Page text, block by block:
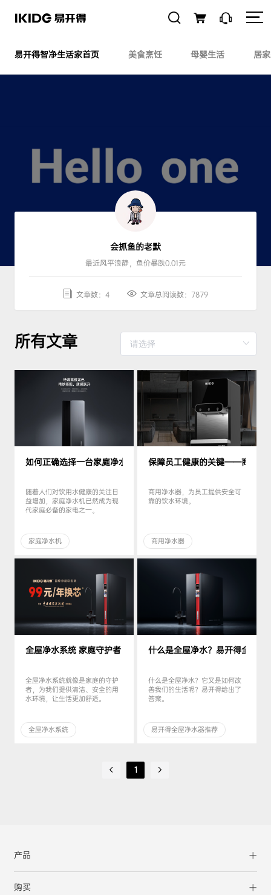
易开得智净生活家首页 美食烹饪 母婴生活 居
会抓鱼的老默
最近风平浪静，鱼价暴跌0.01元
文章数：4 文章总阅读数：7879
所有文章
如何正确选择一台家庭净水机
随着人们对饮用水健康的关注日
益增加，家庭净水机已然成为现
代家庭必备的家电之一。
家庭净水机
保障员工健康的关键——商用净
商用净水器，为员工提供安全可
靠的饮水环境。
商用净水器
全屋净水系统 家庭守护者
全屋净水系统就像是家庭的守护
者，为我们提供清洁、安全的用
水环境，让生活更加舒适。
全屋净水系统
什么是全屋净水？易开得全屋净
什么是全屋净水？它又是如何改
善我们的生活呢？易开得给出了
答案。
易开得全屋净水器推荐
1
产品
购买